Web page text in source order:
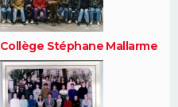
Collège Stéphane Mallarme